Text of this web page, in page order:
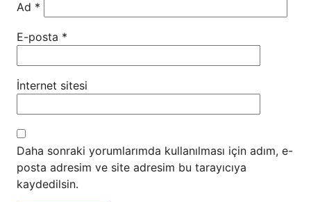
Ad *
E-posta *
İnternet sitesi
Daha sonraki yorumlarımda kullanılması için adım, e-
posta adresim ve site adresim bu tarayıcıya
kaydedilsin.